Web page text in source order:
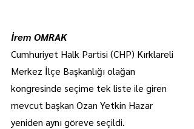
İrem OMRAK
Cumhuriyet Halk Partisi (CHP) Kırklareli
Merkez İlçe Başkanlığı olağan
kongresinde seçime tek liste ile giren
mevcut başkan Ozan Yetkin Hazar
yeniden aynı göreve seçildi.